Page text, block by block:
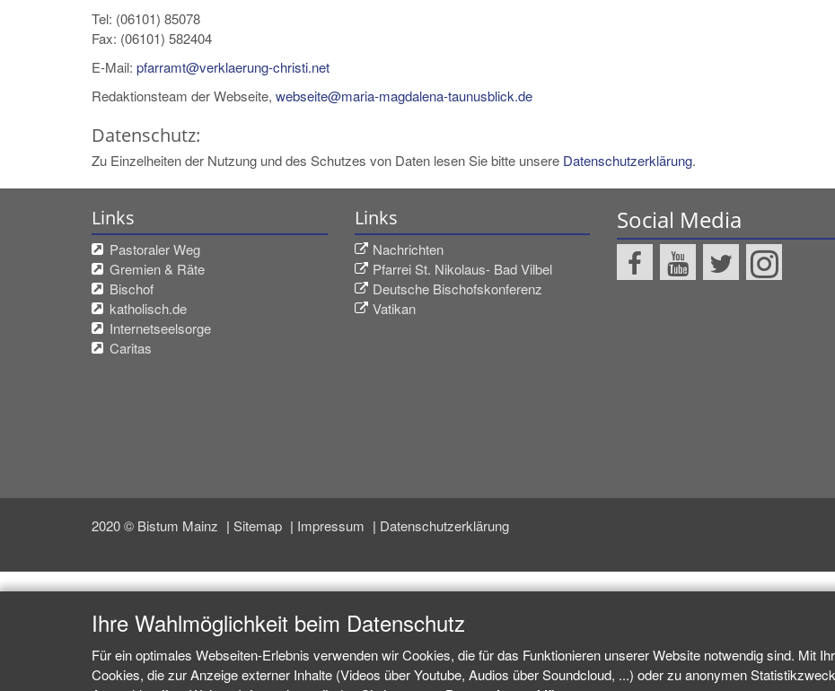
Tel: (06101) 85078
Fax: (06101) 582404
E-Mail: pfarramt@verklaerung-christi.net
Redaktionsteam der Webseite, webseite@maria-magdalena-taunusblick.de
Datenschutz:
Zu Einzelheiten der Nutzung und des Schutzes von Daten lesen Sie bitte unsere Datenschutzerklärung.
Links
Pastoraler Weg
Gremien & Räte
Bischof
katholisch.de
Internetseelsorge
Caritas
Links
Nachrichten
Pfarrei St. Nikolaus- Bad Vilbel
Deutsche Bischofskonferenz
Vatikan
Social Media
2020 © Bistum Mainz Sitemap Impressum Datenschutzerklärung
Ihre Wahlmöglichkeit beim Datenschutz
Für ein optimales Webseiten-Erlebnis verwenden wir Cookies, die für das Funktionieren unserer Website notwendig sind. Mit
Cookies, die zur Anzeige externer Inhalte (Videos über Youtube, Audios über Soundcloud, ...) oder zu anonymen